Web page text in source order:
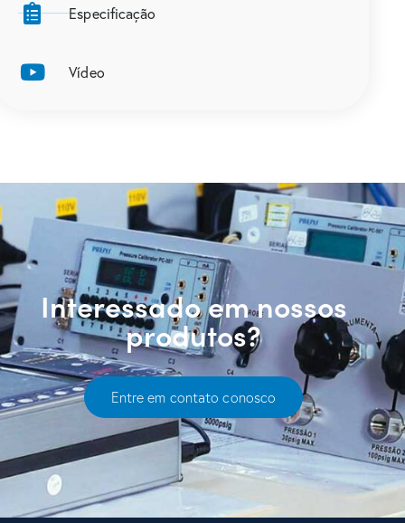
Especificação
Vídeo
Interessado em nossos
produtos?
Entre em contato conosco